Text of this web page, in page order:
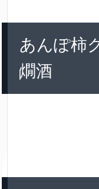
あんぽ柿
燗酒